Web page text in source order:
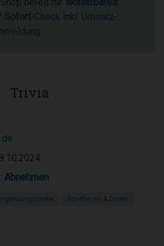
Sofort-Check inkl. Umsatz-
Trivia
Abnehmen
Abnehmen & Diäten